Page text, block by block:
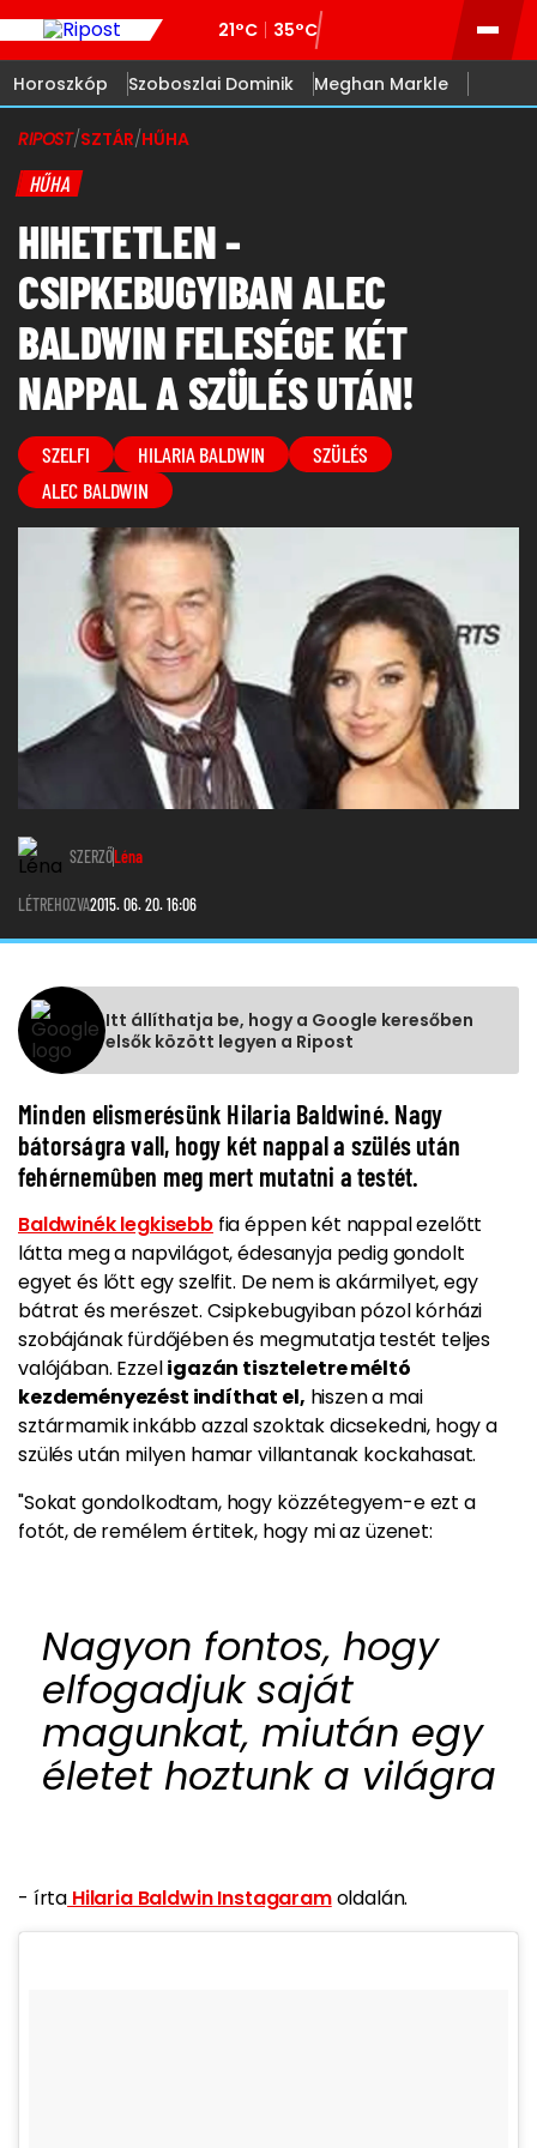
21°C 35°C
Horoszkóp Szoboszlai Dominik Meghan Markle
RIPOST/SZTÁR/HŰHA
HŰHA
HIHETETLEN -
CSIPKEBUGYIBAN ALEC
BALDWIN FELESÉGE KÉT
NAPPAL A SZÜLÉS UTÁN!
SZELFI HILARIA BALDWIN
SZÜLÉS
ALEC BALDWIN
SZERZŐLéna
LÉTREHOZVA2015. 06. 20. 16:06
Itt állíthatja be, hogy a Google keresőben
elsők között legyen a Ripost
Minden elismerésünk Hilaria Baldwiné. Nagy
bátorságra vall, hogy két nappal a szülés után
fehérnemûben meg mert mutatni a testét.
Baldwinék legkisebbfia éppen két nappal ezelőtt
látta meg a napvilágot, édesanyja pedig gondolt
egyet és lőtt egy szelfit. De nem is akármilyet, egy
bátrat és merészet. Csipkebugyiban pózolkórházi
szobájának fürdőjében és megmutatja testét teljes
valójában. Ezzeligazán tiszteletre méltó
kezdeményezést indíthat el, hiszen a mai
sztármamik inkább azzal szoktak dicsekedni, hogy a
szülés után milyen hamar villantanak kockahasat.
"Sokat gondolkodtam, hogy közzétegyem-e ezt a
fotót, de remélem értitek, hogy mi az üzenet:
Nagyon fontos, hogy
elfogadjuk saját
magunkat, miután egy
életet hoztunk a világra
- írta Hilaria Baldwin Instagaramoldalán.